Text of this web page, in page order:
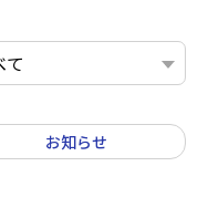
お知らせ